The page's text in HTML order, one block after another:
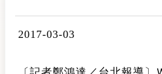
2017-03-03